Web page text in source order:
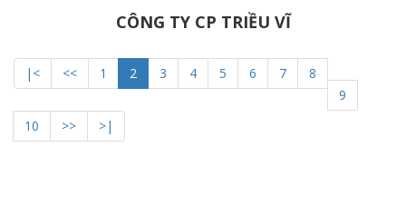
CÔNG TY CP TRIỀU VĨ
|< << 1 2 3 4 5 6 7
8
9
10
>> >|